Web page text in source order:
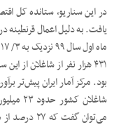
۴۳۱ هزار نفر از شاغلان از
می‌توان